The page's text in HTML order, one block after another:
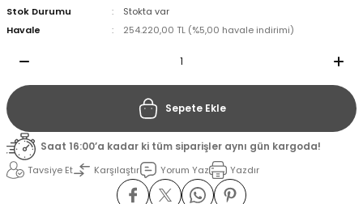
Stok Durumu
Stokta var
Havale
254.220,00 TL (%5,00 havale indirimi)
Sepete Ekle
Saat 16:00’a kadar ki tüm siparişler aynı gün kargoda!
Tavsiye Et
Karşılaştır Yorum Yaz Yazdır